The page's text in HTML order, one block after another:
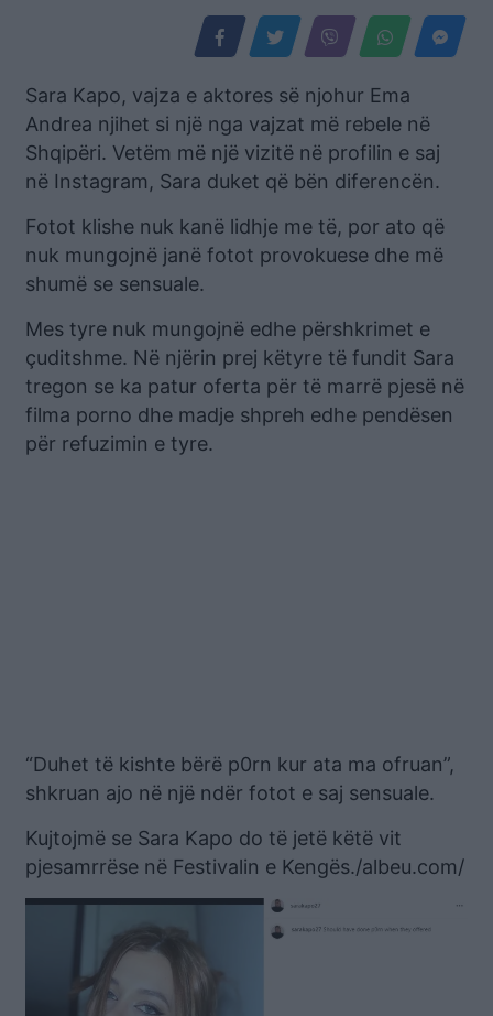
Sara Kapo, vajza e aktores së njohur Ema
Andrea njihet si një nga vajzat më rebele në
Shqipëri. Vetëm më një vizitë në profilin e saj
në Instagram, Sara duket që bën diferencën.
Fotot klishe nuk kanë lidhje me të, por ato që
nuk mungojnë janë fotot provokuese dhe më
shumë se sensuale.
Mes tyre nuk mungojnë edhe përshkrimet e
çuditshme. Në njërin prej këtyre të fundit Sara
tregon se ka patur oferta për të marrë pjesë në
filma porno dhe madje shpreh edhe pendësen
për refuzimin e tyre.
“Duhet të kishte bërë p0rn kur ata ma ofruan”,
shkruan ajo në një ndër fotot e saj sensuale.
Kujtojmë se Sara Kapo do të jetë këtë vit
pjesamrrëse në Festivalin e Kengës./albeu.com/